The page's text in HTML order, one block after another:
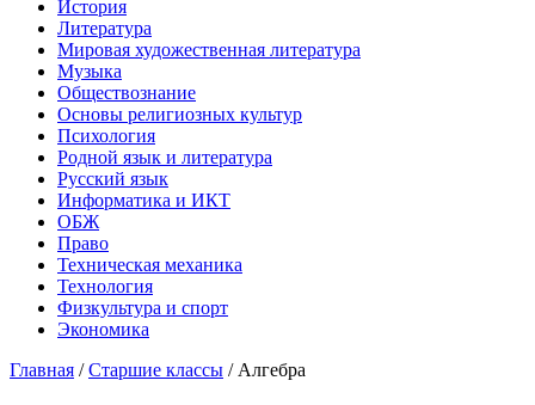
История
Литература
Мировая художественная литература
Музыка
Обществознание
Основы религиозных культур
Психология
Родной язык и литература
Русский язык
Информатика и ИКТ
ОБЖ
Право
Техническая механика
Технология
Физкультура и спорт
Экономика
Главная /Старшие классы / Алгебра